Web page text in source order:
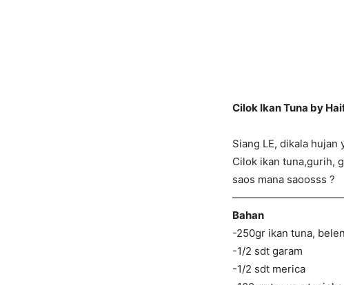
Cilok Ikan Tuna by
Siang LE, dikala hujan
Cilok ikan tuna,gurih,
saos mana saoosss ?
Bahan
-250gr ikan tuna,
-1/2 sdt garam
-1/2 sdt merica